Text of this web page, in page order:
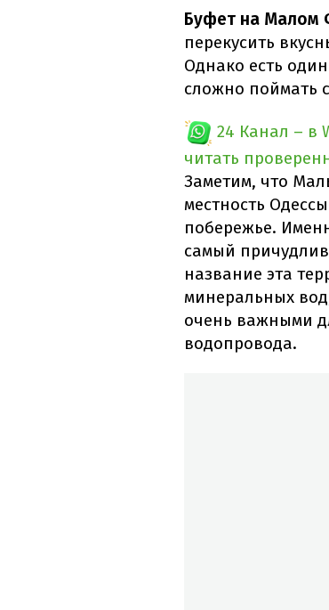
Буфет на Малом
перекусить
Однако есть
сложно поймать
24 Канал – в
читать
Заметим, что
местность
побережье.
самый
название эта
минеральных
очень важными
водопровода.